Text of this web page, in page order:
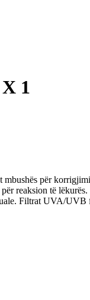
1
për
reaksion të
Filtrat UVA/